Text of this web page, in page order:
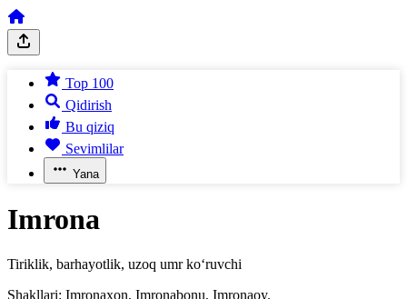
Top 100
Qidirish
Bu qiziq
Sevimlilar
Yana
Imrona
Tiriklik, barhayotlik, uzoq umr ko‘ruvchi
Shakllari: Imronaxon, Imronabonu, Imronaoy.